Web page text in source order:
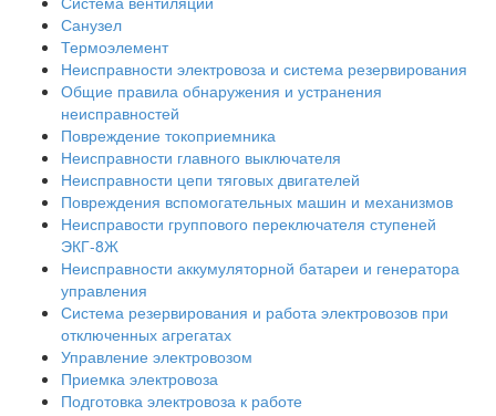
Санузел
Термоэлемент
Неисправности электровоза и система резервирования
Общие правила обнаружения и устранения
неисправностей
Повреждение токоприемника
Неисправности главного выключателя
Неисправности цепи тяговых двигателей
Повреждения вспомогательных машин и механизмов
Неисправости группового переключателя ступеней
ЭКГ-8Ж
Неисправности аккумуляторной батареи и генератора
управления
Система резервирования и работа электровозов при
отключенных агрегатах
Управление электровозом
Приемка электровоза
Подготовка электровоза к работе